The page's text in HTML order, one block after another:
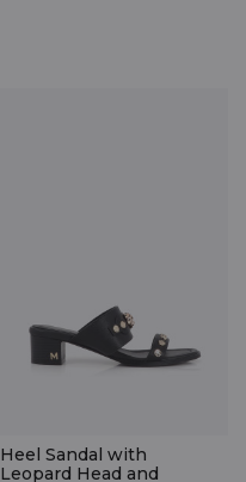
Heel Sandal with
Leopard Head and